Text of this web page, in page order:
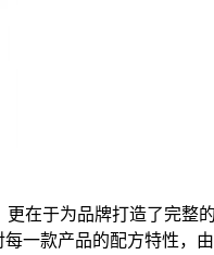
在于为品牌打造了完整
一款产品的配方特性，